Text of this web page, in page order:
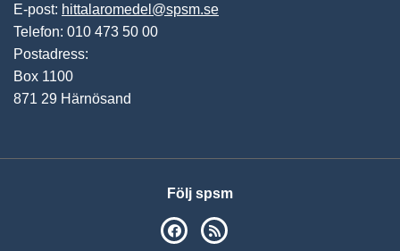
E-post: hittalaromedel@spsm.se
Telefon: 010 473 50 00
Postadress:
Box 1100
871 29 Härnösand
Följ spsm
SPSM på Facebook